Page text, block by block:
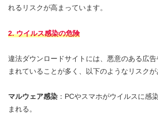
れるリスクが高まっています。
2. ウイルス感染の危険
違法ダウンロードサイトには、悪意のある広
まれていることが多く、以下のようなリスクが
マルウェア感染 ：PCやスマホがウイルスに感
まれる。